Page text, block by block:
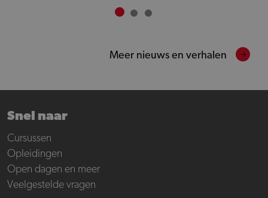
Meer nieuws en verhalen
Snel naar
Cursussen
Opleidingen
Open dagen en meer
Veelgestelde vragen